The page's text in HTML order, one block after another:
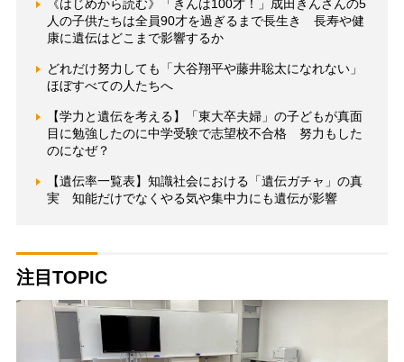
《はじめから読む》「きんは100才！」成田きんさんの5
人の子供たちは全員90才を過ぎるまで長生き 長寿や健
康に遺伝はどこまで影響するか
どれだけ努力しても「大谷翔平や藤井聡太になれない」
ほぼすべての人たちへ
【学力と遺伝を考える】「東大卒夫婦」の子どもが真面
目に勉強したのに中学受験で志望校不合格 努力もした
のになぜ？
【遺伝率一覧表】知識社会における「遺伝ガチャ」の真
実 知能だけでなくやる気や集中力にも遺伝が影響
注目TOPIC